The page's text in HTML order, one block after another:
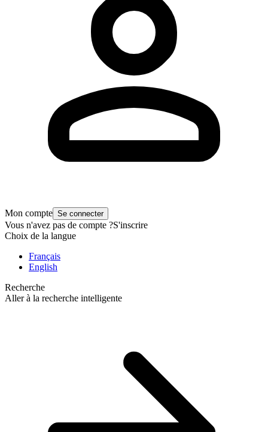
Mon compte Se connecter
Vous n'avez pas de compte ?S'inscrire
Choix de la langue
Français
English
Recherche
Aller à la recherche intelligente